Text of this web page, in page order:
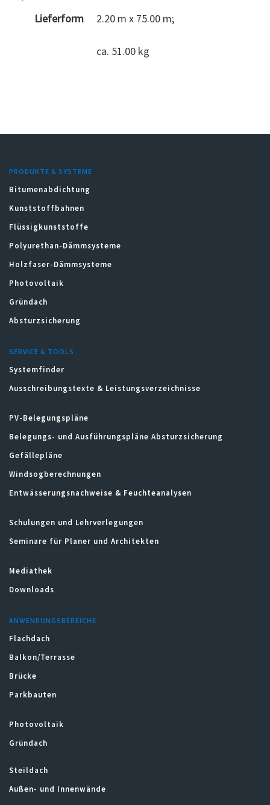
Lieferform 2.20 m x 75.00 m;
ca. 51.00 kg
PRODUKTE & SYSTEME
Bitumenabdichtung
Kunststoffbahnen
Flüssigkunststoffe
Polyurethan-Dämmsysteme
Holzfaser-Dämmsysteme
Photovoltaik
Gründach
Absturzsicherung
SERVICE & TOOLS
Systemfinder
Ausschreibungstexte & Leistungsverzeichnisse
PV-Belegungspläne
Belegungs- und Ausführungspläne Absturzsicherung
Gefällepläne
Windsogberechnungen
Entwässerungsnachweise & Feuchteanalysen
Schulungen und Lehrverlegungen
Seminare für Planer und Architekten
Mediathek
Downloads
ANWENDUNGSBEREICHE
Flachdach
Balkon/Terrasse
Brücke
Parkbauten
Photovoltaik
Gründach
Steildach
Außen- und Innenwände